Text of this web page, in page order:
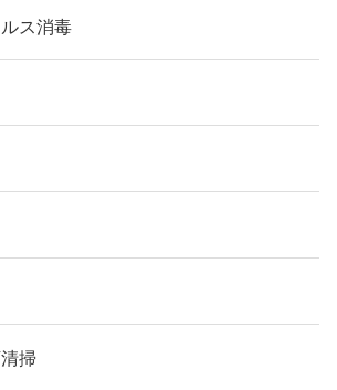
ス消毒
掃